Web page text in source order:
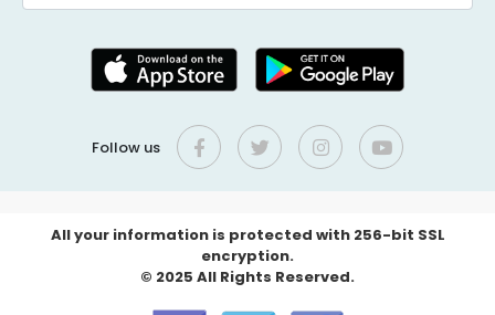
Follow us
All your information is protected with 256-bit SSL
encryption.
© 2025 All Rights Reserved.